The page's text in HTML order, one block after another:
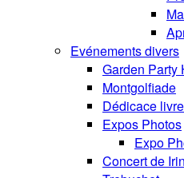
Evénements divers
Garden Party
Montgolfiade
Dédicace
Expos Photos
Expo
Concert de